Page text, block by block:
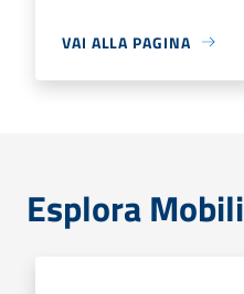
VAI ALLA PAGINA
Esplora